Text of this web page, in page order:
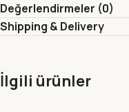
Değerlendirmeler (0)
Shipping & Delivery
İlgili ürünler